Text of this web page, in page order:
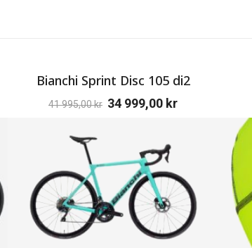
Bianchi Sprint Disc 105 di2
41 995,00kr 34 999,00 kr